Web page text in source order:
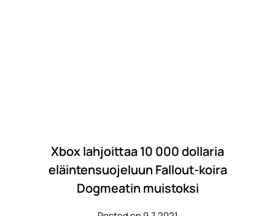
Xbox lahjoittaa 10 000 dollaria
eläintensuojeluun Fallout-koira
Dogmeatin muistoksi